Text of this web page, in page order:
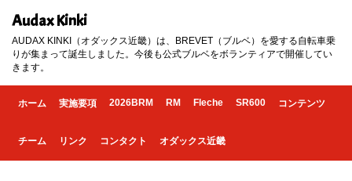
Audax Kinki
AUDAX KINKI（オダックス近畿）は、BREVET（ブルベ）を愛する自転車乗
りが集まって誕生しました。今後も公式ブルベをボランティアで開催してい
きます。
ホーム 実施要項 2026BRM RM Fleche SR600 コンテンツ
チーム リンク コンタクト オダックス近畿